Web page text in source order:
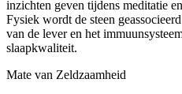
inzichten geven tijdens meditatie
Fysiek wordt de steen
van de lever en het
slaapkwaliteit.
Mate van Zeldzaamheid